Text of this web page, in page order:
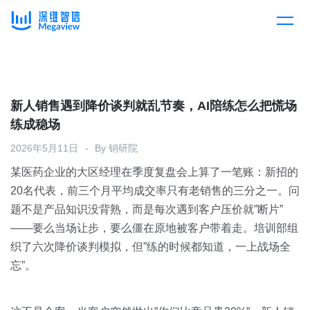
产品总览
产品集成
下载客户端
解决方案
按行业
消费医疗
教育
客户案例
开放平台
定价
新人销售遇到降价谈判就乱节奏，AI陪练怎么把慌场
练成稳场
2026年5月11日 By 销研院
某医药企业的大区经理在季度复盘会上算了一笔账：新招的
20名代表，前三个月平均成交率只有老销售的三分之一。问
题不是产品知识没背熟，而是每次遇到客户压价就”断片”
——要么当场让步，要么僵在原地被客户带着走。培训部组
织了六次降价谈判模拟，但”练的时候都知道，一上战场全
忘”。